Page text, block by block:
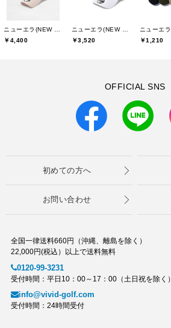
￥4,400
￥3,520
￥1,210
OFFICIAL SNS
初めての方へ
お問い合わせ
全国一律送料660円（沖縄、離島を除く）
22,000円(税込）以上で送料無料
0120-99-3231
受付時間：平日10：00～17：00（土日祝を除く）
info@vivid-golf.com
受付時間：24時間受付